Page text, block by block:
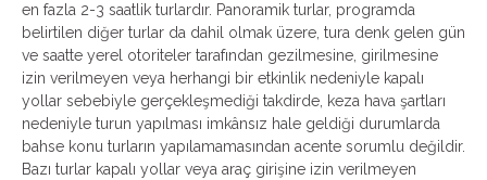
en fazla 2-3 saatlik turlardır. Panoramik turlar, programda
belirtilen diğer turlar da dahil olmak üzere, tura denk gelen gün
ve saatte yerel otoriteler tarafından gezilmesine, girilmesine
izin verilmeyen veya herhangi bir etkinlik nedeniyle kapalı
yollar sebebiyle gerçekleşmediği takdirde, keza hava şartları
nedeniyle turun yapılması imkânsız hale geldiği durumlarda
bahse konu turların yapılamamasından acente sorumlu değildir.
Bazı turlar kapalı yollar veya araç girişine izin verilmeyen